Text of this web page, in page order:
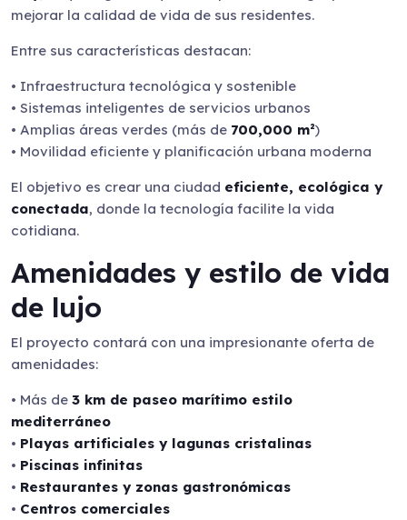
mejorar la calidad de vida de sus residentes.
Entre sus características destacan:
• Infraestructura tecnológica y sostenible
• Sistemas inteligentes de servicios urbanos
• Amplias áreas verdes (más de 700,000 m²)
• Movilidad eficiente y planificación urbana moderna
El objetivo es crear una ciudad eficiente, ecológica y
conectada, donde la tecnología facilite la vida
cotidiana.
Amenidades y estilo de vida
de lujo
El proyecto contará con una impresionante oferta de
amenidades:
• Más de 3 km de paseo marítimo estilo
mediterráneo
• Playas artificiales y lagunas cristalinas
• Piscinas infinitas
• Restaurantes y zonas gastronómicas
• Centros comerciales